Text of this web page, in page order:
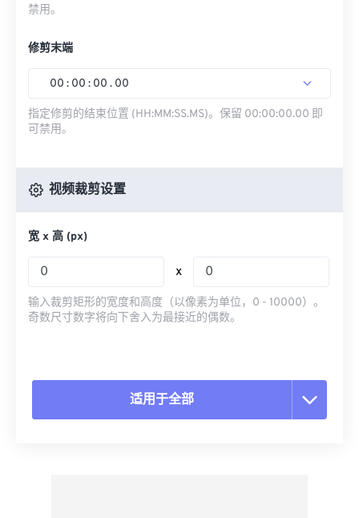
禁用。
修剪末端
00 : 00 : 00 . 00
指定修剪的结束位置 (HH:MM:SS.MS)。保留 00:00:00.00 即
可禁用。
视频裁剪设置
宽 x 高 (px)
x
输入裁剪矩形的宽度和高度（以像素为单位，0 - 10000）。
奇数尺寸数字将向下舍入为最接近的偶数。
适用于全部